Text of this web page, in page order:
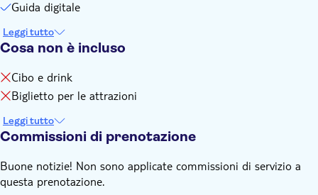
Guida digitale
Leggi tutto
Cosa non è incluso
Cibo e drink
Biglietto per le attrazioni
Leggi tutto
Commissioni di prenotazione
Buone notizie! Non sono applicate commissioni di servizio a
questa prenotazione.